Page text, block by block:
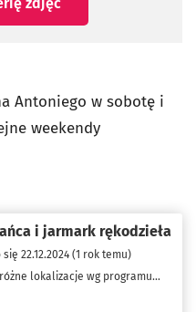
Antoniego w sobotę i
weekendy
i jarmark rękodzieła
się 22.12.2024 (1 rok temu)
lokalizacje wg programu